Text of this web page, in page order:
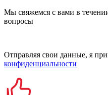
Мы свяжемся с вами в
вопросы
Отправляя свои данные, я
конфиденциальности